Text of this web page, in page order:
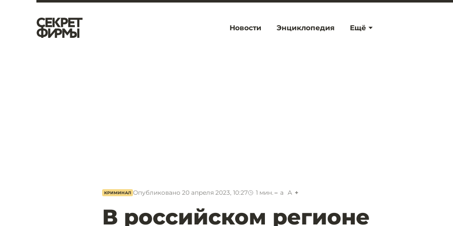
Ещё
Новости Энциклопедия
КРИМИНАЛ Опубликовано 20 апреля 2023, 10:27 1 мин. a A
В российском регионе